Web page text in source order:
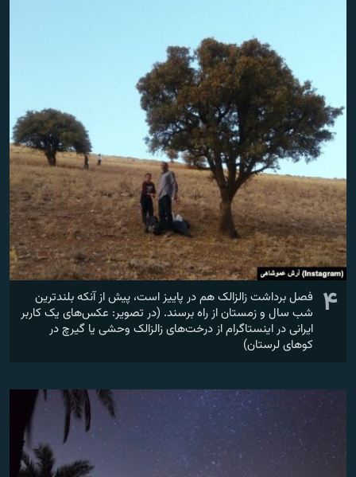
۴
فصل برداشت زالزالک هم در پاییز است، پیش از آنکه بلندترین
شب سال و زمستان از راه برسند. (در تصویر: عکس‌های یک کاربر
ایرانی در اینستاگرام از درخت‌های زالزالک وحشی یا گیرچ در
کوهای لرستان)